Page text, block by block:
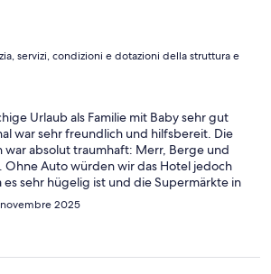
servizi, condizioni e dotazioni della struttura e
Urlaub als Familie mit Baby sehr gut
war sehr freundlich und hilfsbereit. Die
war absolut traumhaft: Merr, Berge und
Auto würden wir das Hotel jedoch
sehr hügelig ist und die Supermärkte in
Einkäufe anstatt eines Wocheneinkaufs
aber auf jeden Fall wieder kommen.
2025